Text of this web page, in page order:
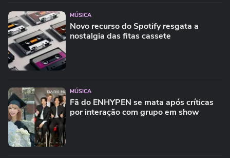
MÚSICA
Novo recurso do Spotify resgata a
nostalgia das fitas cassete
MÚSICA
Fã do ENHYPEN se mata após críticas
por interação com grupo em show